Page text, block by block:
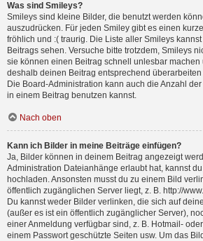
Was sind Smileys?
Smileys sind kleine Bilder, die benutzt werden
auszudrücken. Für jeden Smiley gibt es einen
fröhlich und :( traurig. Die Liste aller Smileys
Beitrags sehen. Versuche bitte trotzdem, Smileys
sie können einen Beitrag schnell unlesbar machen
deshalb deinen Beitrag entsprechend
Die Board-Administration kann auch die Anzahl
in einem Beitrag benutzen kannst.
Nach oben
Kann ich Bilder in meine Beiträge einfügen?
Ja, Bilder können in deinem Beitrag angezeigt
Administration Dateianhänge erlaubt hat, kannst
hochladen. Ansonsten musst du zu einem Bild
öffentlich zugänglichen Server liegt, z. B. http://
Du kannst weder Bilder verlinken, die sich auf
(außer es ist ein öffentlich zugänglicher Server),
einer Anmeldung verfügbar sind, z. B. Hotmail-
einem Passwort geschützte Seiten usw. Um das